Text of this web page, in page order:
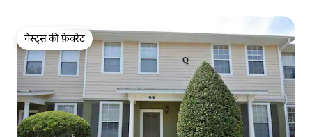
गेस्ट्स की फ़ेवरेट
गेस्ट्स की फ़ेवरेट